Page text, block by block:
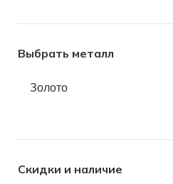
Выбрать металл
Золото
Скидки и наличие